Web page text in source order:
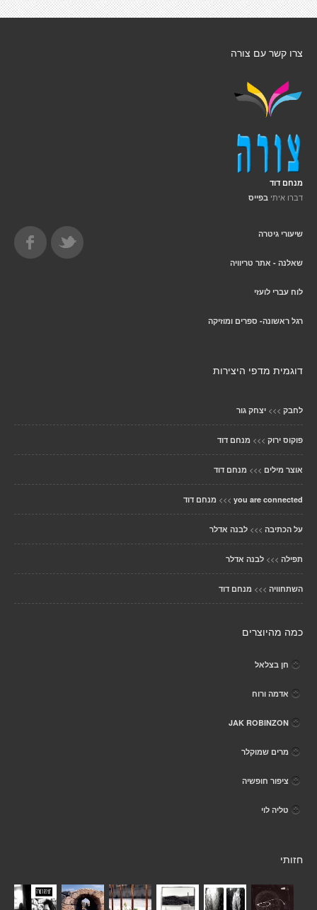
צרו קשר עם צורה
מנחם דוד
דברו איתי בפייס
שיעורי גיטרה
שאלנה - אתר טריוויה
לוח עברי לועזי
רגל ראשונה- ספרים ומוזיקה
דוגמית מדפי היצירות
לחבק >>> יצחק גור
פוקוס ירוק >>> מנחם דוד
אוצר מילים >>> מנחם דוד
you are connected
>>> מנחם דוד
על הכתיבה >>> לבנה אדלר
תפילה >>> לבנה אדלר
השתחוויה >>> מנחם דוד
כמה מהיוצרים
חן בצלאל
אדמה ורוח
JAK ROBINZON
מרים שמוקלר
ציפור חופשיה
טליה לוי
חזותי